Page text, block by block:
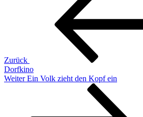
Zurück
Dorfkino
Nächster
Weiter Ein Volk zieht den Kopf ein